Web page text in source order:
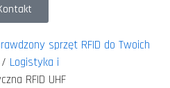
sprzęt RFID do Twoich
/ Logistyka i
RFID UHF